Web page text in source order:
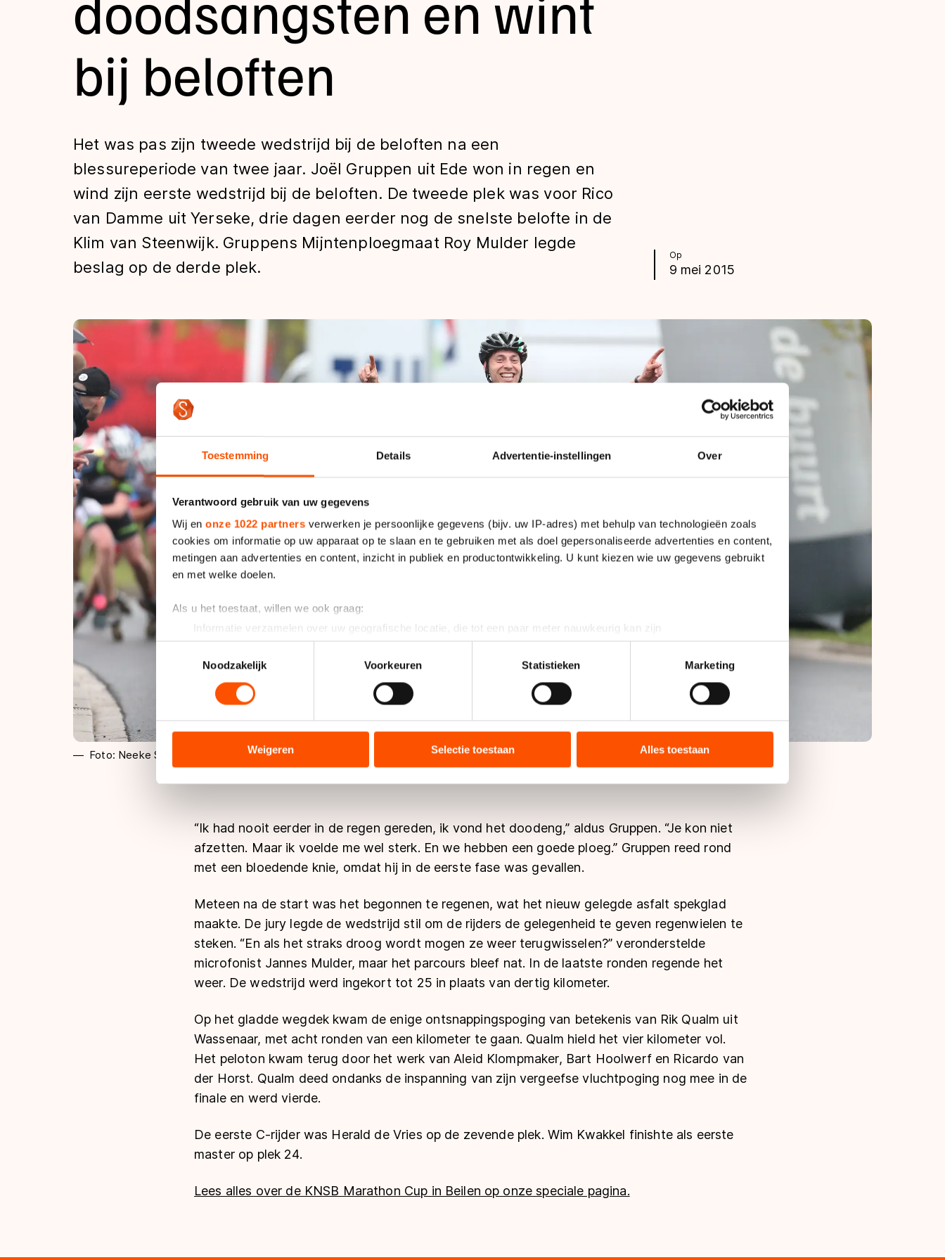
Toestemming Details Advertentie-instellingen Over
Verantwoord gebruik van uw gegevens
Wij en onze 1022 partners verwerken je persoonlijke gegevens (bijv. uw IP-adres) met behulp van technologieën zoals
cookies om informatie op uw apparaat op te slaan en te gebruiken met als doel gepersonaliseerde advertenties en content,
metingen aan advertenties en content, inzicht in publiek en productontwikkeling. U kunt kiezen wie uw gegevens gebruikt
en met welke doelen.
Als u het toestaat, willen we ook graag:
Informatie verzamelen over uw geografische locatie, die tot een paar meter nauwkeurig kan zijn
Uw apparaat identificeren door het actief te scannen op specifieke eigenschappen (fingerprinting)
Lees meer over hoe uw persoonlijke gegevens worden verwerkt en stel uw voorkeuren in het
detailgedeeltein. U kunt uw
toestemming op elk moment wijzigen of intrekken in de Cookieverklaring.
analyseren. We delen informatie over uw gebruik van onze site met onze partners voor social media, advertenties en
analyse. Zij kunnen deze combineren met andere gegevens die u aan hen heeft verstrekt of die zij hebben verzameld via
hun services. Sommige partners kunnen gegevens doorgeven aan landen buiten de EU, zoals de VS, waar mogelijk geen
adequaat beschermingsniveau geldt volgens de GDPR. Door op ‘Toestaan’ te klikken, stemt u in met deze overdracht.
Noodzakelijk
Voorkeuren Statistieken Marketing
Weigeren Selectie toestaan Alles toestaan
Tijden & historie
De weg op
Schaatsfans
Olympische Spelen
Op
9 mei 2015
bij beloften
Het was pas zijn tweede wedstrijd bij de beloften na een
blessureperiode van twee jaar. Joël Gruppen uit Ede won in regen en
wind zijn eerste wedstrijd bij de beloften. De tweede plek was voor Rico
van Damme uit Yerseke, drie dagen eerder nog de snelste belofte in de
Klim van Steenwijk. Gruppens Mijntenploegmaat Roy Mulder legde
beslag op de derde plek.
Foto: Neeke Smit
“Ik had nooit eerder in de regen gereden, ik vond het doodeng,” aldus Gruppen. “Je kon niet
afzetten. Maar ik voelde me wel sterk. En we hebben een goede ploeg.” Gruppen reed rond
met een bloedende knie, omdat hij in de eerste fase was gevallen.
Meteen na de start was het begonnen te regenen, wat het nieuw gelegde asfalt spekglad
maakte. De jury legde de wedstrijd stil om de rijders de gelegenheid te geven regenwielen te
steken. “En als het straks droog wordt mogen ze weer terugwisselen?” veronderstelde
microfonist Jannes Mulder, maar het parcours bleef nat. In de laatste ronden regende het
weer. De wedstrijd werd ingekort tot 25 in plaats van dertig kilometer.
Op het gladde wegdek kwam de enige ontsnappingspoging van betekenis van Rik Qualm uit
Wassenaar, met acht ronden van een kilometer te gaan. Qualm hield het vier kilometer vol.
Het peloton kwam terug door het werk van Aleid Klompmaker, Bart Hoolwerf en Ricardo van
der Horst. Qualm deed ondanks de inspanning van zijn vergeefse vluchtpoging nog mee in de
finale en werd vierde.
De eerste C-rijder was Herald de Vries op de zevende plek. Wim Kwakkel finishte als eerste
master op plek 24.
Lees alles over de KNSB Marathon Cup in Beilen op onze speciale pagina.